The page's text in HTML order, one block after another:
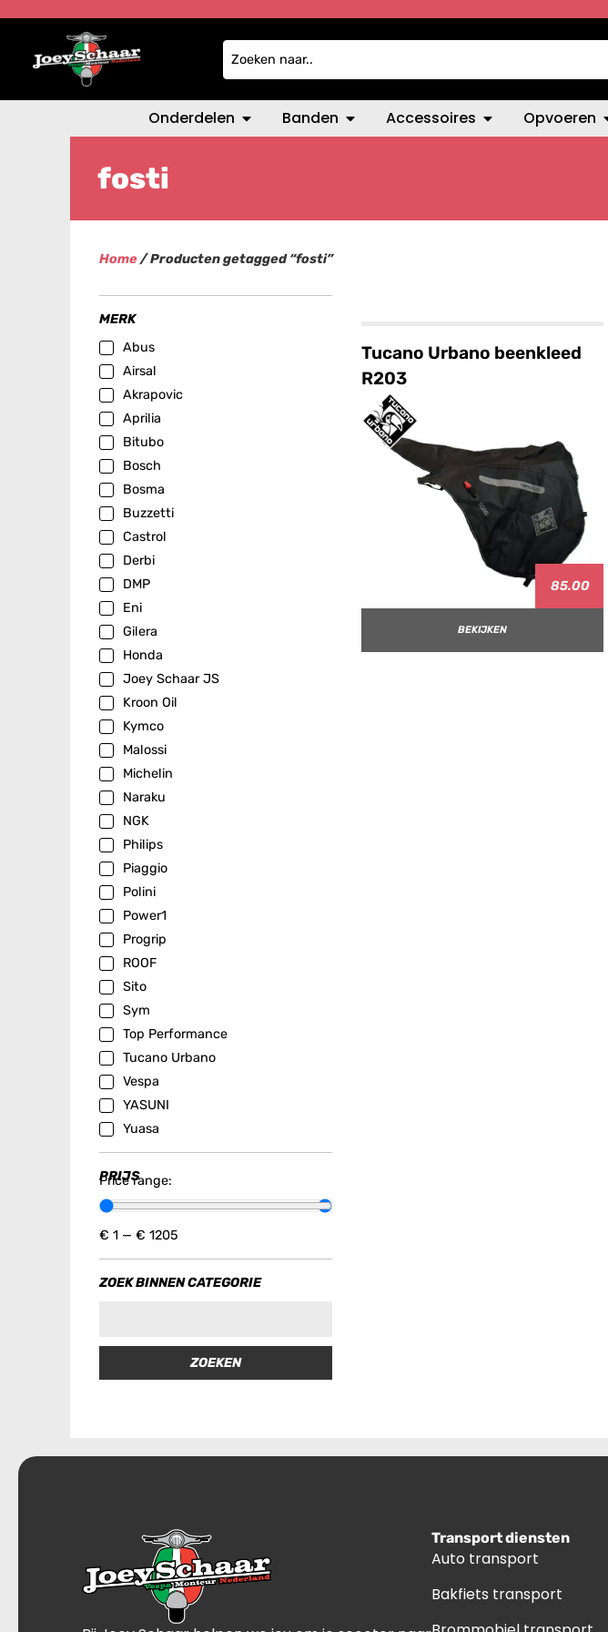
Onderdelen Banden Accessoires Opvoeren
fosti
Home/ Producten getagged “fosti”
MERK
Abus
Airsal
Akrapovic
Aprilia
Bitubo
Bosch
Bosma
Buzzetti
Castrol
Derbi
DMP
Eni
Gilera
Honda
Joey Schaar JS
Kroon Oil
Kymco
Malossi
Michelin
Naraku
NGK
Philips
Piaggio
Polini
Power1
Progrip
ROOF
Sito
Sym
Top Performance
Tucano Urbano
Vespa
YASUNI
Yuasa
PRIJS
Price range:
€ 1 — € 1205
ZOEK BINNEN CATEGORIE
ZOEKEN
Tucano Urbano beenkleed
R203
85.00
BEKIJKEN
Transport diensten
Auto transport
Bakfiets transport